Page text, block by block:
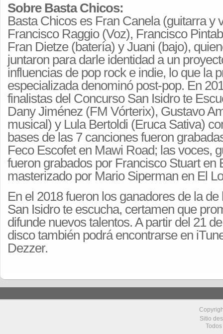
Sobre Basta Chicos:
Basta Chicos es Fran Canela (guitarra y
Francisco Raggio (Voz), Francisco
Fran Dietze (batería) y Juani (bajo),
juntaron para darle identidad a un
influencias de pop rock e indie, lo que la
especializada denominó post-pop. En
finalistas del Concurso San Isidro te
Dany Jiménez (FM Vórterix), Gustavo
musical) y Lula Bertoldi (Eruca Sativa)
bases de las 7 canciones fueron
Feco Escofet en Mawi Road; las voces,
fueron grabados por Francisco Stuart en
masterizado por Mario Siperman en El
En el 2018 fueron los ganadores de la
San Isidro te escucha, certamen que
difunde nuevos talentos. A partir del 21
disco también podrá encontrarse en
Dezzer.
Sitio